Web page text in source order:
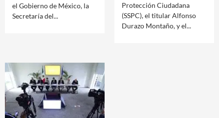
el Gobierno de México, la
Secretaría del...
Protección Ciudadana
(SSPC), el titular Alfonso
Durazo Montaño, y el...